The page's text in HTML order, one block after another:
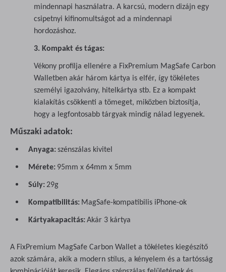
mindennapi használatra. A karcsú, modern dizájn egy
csipetnyi kifinomultságot ad a mindennapi
hordozáshoz.
3. Kompakt és tágas:
Vékony profilja ellenére a FixPremium MagSafe Carbon
Walletben akár három kártya is elfér, így tökéletes
személyi igazolvány, hitelkártya stb. Ez a kompakt
kialakítás csökkenti a tömeget, miközben biztosítja,
hogy a legfontosabb tárgyak mindig nálad legyenek.
Műszaki adatok:
Anyaga:szénszálas kivitel
Mérete: 95mm x 64mm x 5mm
Súly:29g
Kompatibilitás: MagSafe-kompatibilis iPhone-ok
Kártyakapacitás:Akár 3 kártya
A FixPremium MagSafe Carbon Wallet a tökéletes kiegészítő
azok számára, akik a modern stílus, a kényelem és a tartósság